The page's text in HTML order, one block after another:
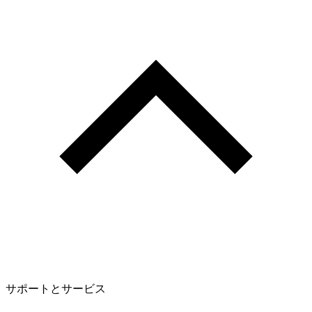
サポートとサービス